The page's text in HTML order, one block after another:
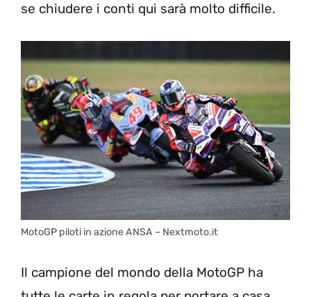
se chiudere i conti qui sarà molto difficile.
MotoGP piloti in azione ANSA – Nextmoto.it
Il campione del mondo della MotoGP ha